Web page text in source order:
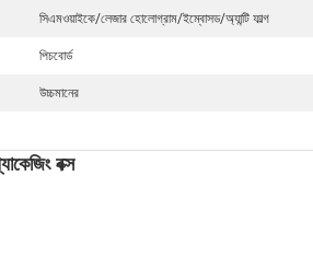
সিএমওয়াইকে/লেজার হোলোগ্রাম/ইম্বোসড/অ্যান্টি ফাল্গ
পিচবোর্ড
উচ্চমানের
বক্স